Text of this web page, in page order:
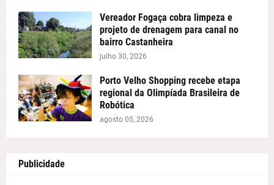
Vereador Fogaça cobra limpeza e
projeto de drenagem para canal no
bairro Castanheira
julho 30, 2026
Porto Velho Shopping recebe etapa
regional da Olimpíada Brasileira de
Robótica
agosto 05, 2026
Publicidade